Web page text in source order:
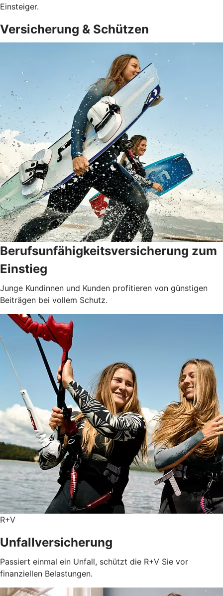
Einsteiger.
Versicherung & Schützen
Berufsunfähigkeits­versicherung zum
Einstieg
Junge Kundinnen und Kunden profitieren von günstigen
Beiträgen bei vollem Schutz.
R+V
Unfallversicherung
Passiert einmal ein Unfall, schützt die R+V Sie vor
finanziellen Belastungen.